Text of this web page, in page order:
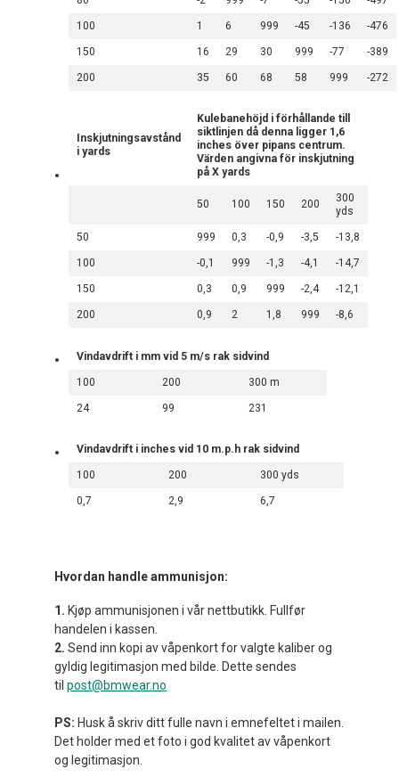
100 1 6 999 -45 -136 -476
150 16 29 30 999 -77 -389
200 35 60 68 58 999 -272
Inskjutningsavstånd
i yards
Kulebanehöjd i förhållande till
siktlinjen då denna ligger 1,6
inches över pipans centrum.
Värden angivna för inskjutning
på X yards
50 100 150 200
300
yds
50 999 0,3 -0,9 -3,5 -13,8
100 -0,1 999 -1,3 -4,1 -14,7
150 0,3 0,9 999 -2,4 -12,1
200 0,9 2 1,8 999 -8,6
Vindavdrift i mm vid 5 m/s rak sidvind
100 200 300 m
24 99 231
Vindavdrift i inches vid 10 m.p.h rak sidvind
100 200 300 yds
0,7 2,9 6,7
Hvordan handle ammunisjon:
1. Kjøp ammunisjonen i vår nettbutikk. Fullfør
handelen i kassen.
2. Send inn kopi av våpenkort for valgte kaliber og
gyldig legitimasjon med bilde. Dette sendes
til post@bmwear.no
PS: Husk å skriv ditt fulle navn i emnefeltet i mailen.
Det holder med et foto i god kvalitet av våpenkort
og legitimasjon.